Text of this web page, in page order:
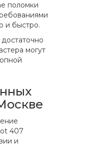
поломки
и быстро.
могут
407
и